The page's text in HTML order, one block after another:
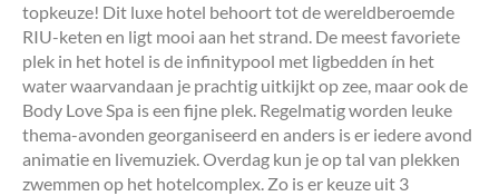
topkeuze! Dit luxe hotel behoort tot de wereldberoemde
RIU-keten en ligt mooi aan het strand. De meest favoriete
plek in het hotel is de infinitypool met ligbedden ín het
water waarvandaan je prachtig uitkijkt op zee, maar ook de
Body Love Spa is een fijne plek. Regelmatig worden leuke
thema-avonden georganiseerd en anders is er iedere avond
animatie en livemuziek. Overdag kun je op tal van plekken
zwemmen op het hotelcomplex. Zo is er keuze uit 3